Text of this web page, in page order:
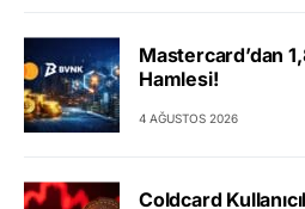
Mastercard’dan
Hamlesi!
4 AĞUSTOS 2026
Coldcard